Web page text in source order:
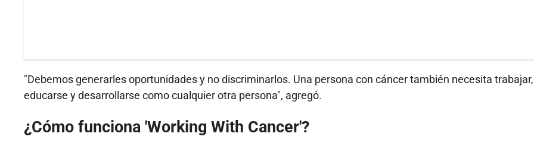
"Debemos generarles oportunidades y no discriminarlos. Una persona con cáncer también necesita trabajar,
educarse y desarrollarse como cualquier otra persona", agregó.
¿Cómo funciona 'Working With Cancer'?